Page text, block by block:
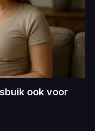
ook voor